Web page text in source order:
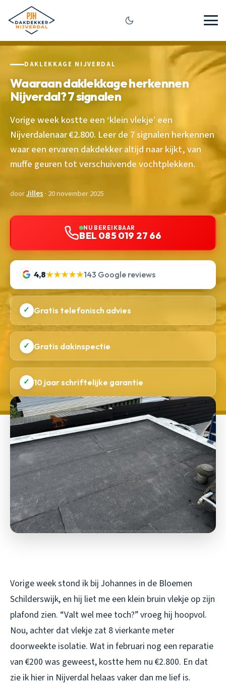
DAKLEKKAGE NIJVERDAL
Waaraan daklekkage herkennen
Nijverdal? 7 signalen
Vorige week kostte een ‘klein vlekje’ een
Nijverdalenaar €2.800. Leer de 7 signalen herkennen
waar een ervaren dakdekker altijd naar kijkt, van
muffe geuren tot verschuivende vochtplekken.
doorJilles · 20 november 2025
NU BEREIKBAAR
BEL 085 019 27 66
4,8★★★★★143 Google reviews
✓ Gratis telefonisch advies
✓ Gratis dakinspectie
✓ 10 jaar schriftelijke garantie
Vorige week stond ik bij Johannes in de Bloemen
Schilderswijk, en hij liet me een klein bruin vlekje op zijn
plafond zien. “Valt wel mee toch?” vroeg hij hoopvol.
Nou, achter dat vlekje zat 8 vierkante meter
doorweekte isolatie. Wat in februari nog een reparatie
van €200 was geweest, kostte hem nu €2.800. En dat
zie ik hier in Nijverdal helaas vaker dan me lief is.